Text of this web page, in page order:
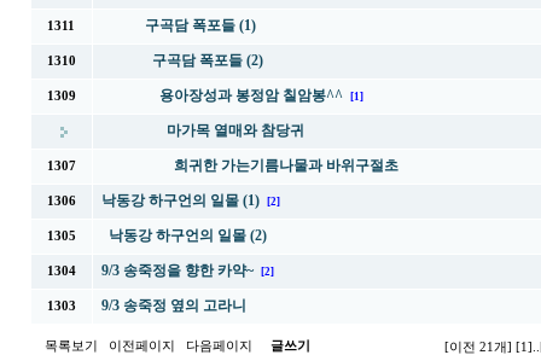
1311 구곡담 폭포들 (1)
1310 구곡담 폭포들 (2)
1309 용아장성과 봉정암 칠암봉^^ [1]
마가목 열매와 참당귀
1307 희귀한 가는기름나물과 바위구절초
1306 낙동강 하구언의 일몰 (1) [2]
1305 낙동강 하구언의 일몰 (2)
1304 9/3 송죽정을 향한 카약~ [2]
1303 9/3 송죽정 옆의 고라니
목록보기 이전페이지 다음페이지 글쓰기 [이전 21개] [1]